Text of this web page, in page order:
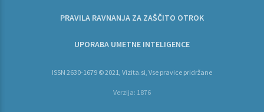
PRAVILA RAVNANJA ZA ZAŠČITO OTROK
UPORABA UMETNE INTELIGENCE
ISSN 2630-1679 © 2021, Vizita.si, Vse pravice pridržane
Verzija: 1876